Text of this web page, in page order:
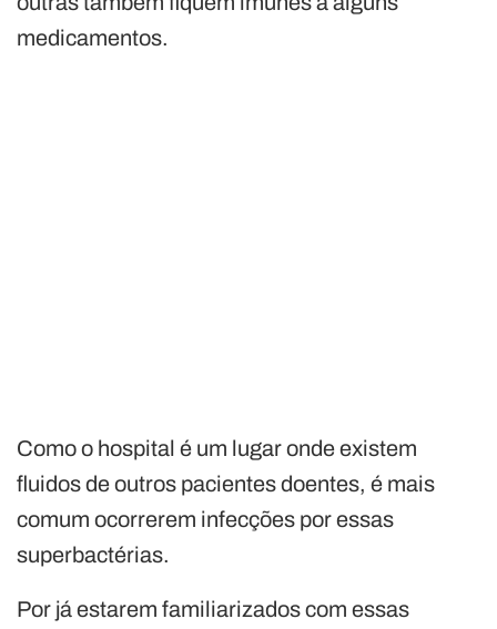
medicamentos.
Como o hospital é um lugar onde existem
fluidos de outros pacientes doentes, é mais
comum ocorrerem infecções por essas
superbactérias.
Por já estarem familiarizados com essas